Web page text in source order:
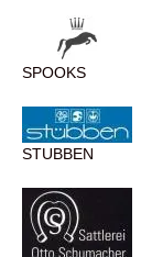
SPOOKS
STUBBEN